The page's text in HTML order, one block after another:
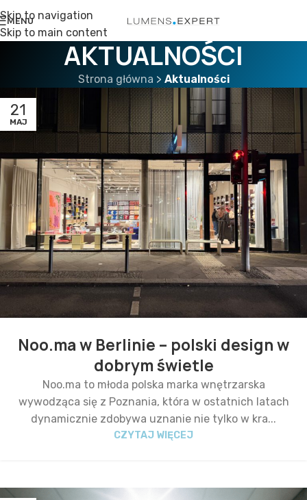
Skip to navigation
Skip to main content
MENU
AKTUALNOŚCI
Strona główna > Aktualności
21
MAJ
Noo.ma w Berlinie – polski design w
dobrym świetle
Noo.ma to młoda polska marka wnętrzarska
wywodząca się z Poznania, która w ostatnich latach
dynamicznie zdobywa uznanie nie tylko w kra...
CZYTAJ WIĘCEJ